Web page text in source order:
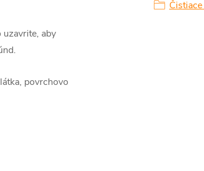
uzavrite, aby
povrchovo